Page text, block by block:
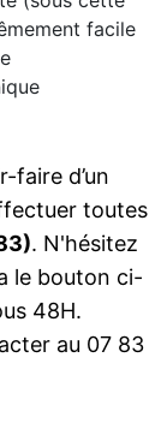
facile
faire d’un
toutes
. N'hésitez
le bouton ci-
48H.
au 07 83